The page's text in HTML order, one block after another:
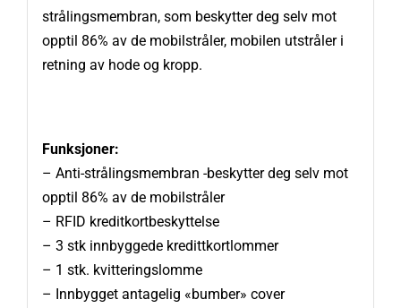
strålingsmembran, som beskytter deg selv mot
opptil 86% av de mobilstråler, mobilen utstråler i
retning av hode og kropp.
Funksjoner:
– Anti-strålingsmembran -beskytter deg selv mot
opptil 86% av de mobilstråler
– RFID kreditkortbeskyttelse
– 3 stk innbyggede kredittkortlommer
– 1 stk. kvitteringslomme
– Innbygget antagelig «bumber» cover